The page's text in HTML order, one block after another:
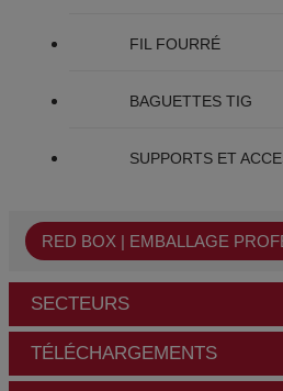
FIL FOURRÉ
BAGUETTES TIG
SUPPORTS ET
RED BOX | EMBALLAGE
SECTEURS
TÉLÉCHARGEMENTS